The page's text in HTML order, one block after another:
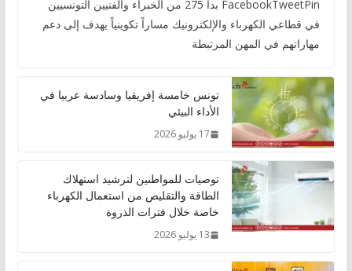
FacebookTweetPin بدأ 275 من الخبراء والفنيين التونسيين
في قطاعي الكهرباء والإلكترونيك مساراً تكوينياً يهدف إلى دعم
مهاراتهم في المهن المرتبطة
تونس خامسة إفريقيا وسادسة عربيا في
الأداء البيئي
17 يوليو 2026
توصيات للمواطنين لترشيد استهلاك
الطاقة والتقليص من استعمال الكهرباء
خاصة خلال فترات الذروة
13 يوليو 2026